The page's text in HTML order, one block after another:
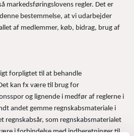
markedsføringslovens regler. Det er
bestemmelse, at vi udarbejder
af medlemmer, køb, bidrag, brug af
forpligtet til at behandle
kan fx være til brug for
og lignende i medfør af reglerne i
andet gemme regnskabsmateriale i
regnskabsår, som regnskabsmaterialet
i forbindelse med indberetninger til